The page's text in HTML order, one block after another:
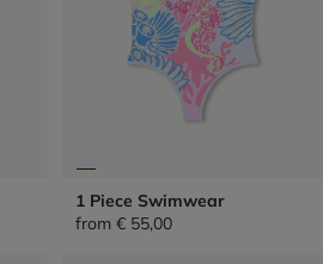
1 Piece Swimwear
from € 55,00